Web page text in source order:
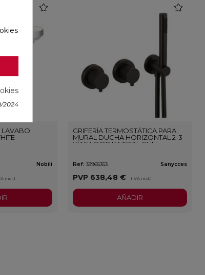
Nobili
incl.)
favorite
GRIFERÍA TERMOSTÁTICA PARA
MURAL DUCHA HORIZONTAL 2-3
VÍAS LOOP K METAL GUN
Ref: 33965353 Sanycces
PVP 638,48 € (IVA incl.)
AÑADIR
2024